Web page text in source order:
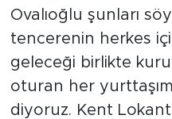
Ovalıoğlu şunları
tencerenin herkes
geleceği birlikte
oturan her
diyoruz. Kent